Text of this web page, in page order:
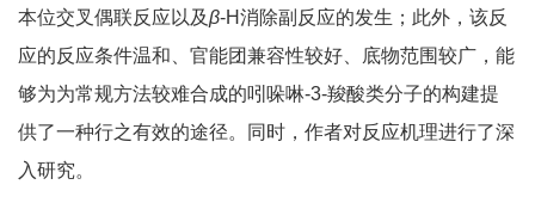
本位交叉偶联反应以及β-H消除副反应的发生；此外，该反
应的反应条件温和、官能团兼容性较好、底物范围较广，能
够为为常规方法较难合成的吲哚啉-3-羧酸类分子的构建提
供了一种行之有效的途径。同时，作者对反应机理进行了深
入研究。